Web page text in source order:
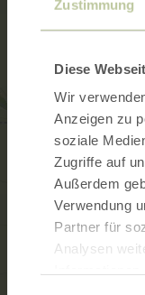
Zustimmung
Diese
Wir
Anzeigen zu
soziale
Zugriffe auf
Außerdem
Verwendung
Partner für
Analysen